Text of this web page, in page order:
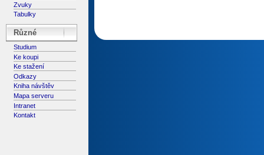
Zvuky
Tabulky
Různé
Studium
Ke koupi
Ke stažení
Odkazy
Kniha návštěv
Mapa serveru
Intranet
Kontakt